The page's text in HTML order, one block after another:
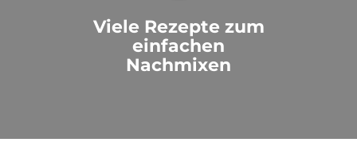
Viele Rezepte zum
einfachen
Nachmixen